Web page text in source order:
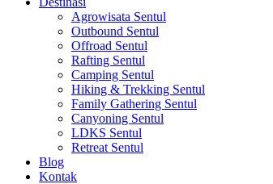
Agrowisata Sentul
Outbound Sentul
Offroad Sentul
Rafting Sentul
Camping Sentul
Hiking & Trekking Sentul
Family Gathering Sentul
Canyoning Sentul
LDKS Sentul
Retreat Sentul
Blog
Kontak